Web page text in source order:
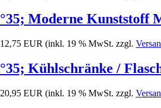
°35; Moderne Kunststoff
12,75 EUR (inkl. 19 % MwSt. zzgl.
°35; Kühlschränke /
20,95 EUR (inkl. 19 % MwSt. zzgl.